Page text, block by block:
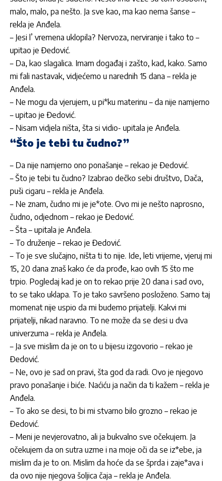
malo, malo, pa nešto. Ja sve kao, ma kao nema šanse –
rekla je Anđela.
– Jesi l’ vremena uklopila? Nervoza, nerviranje i tako to –
upitao je Đedović.
– Da, kao slagalica. Imam događaj i zašto, kad, kako. Samo
mi fali nastavak, vidjećemo u narednih 15 dana – rekla je
Anđela.
– Ne mogu da vjerujem, u pi*ku materinu – da nije namjerno
– upitao je Đedović.
– Nisam vidjela ništa, šta si vidio- upitala je Anđela.
“Što je tebi tu čudno?”
– Da nije namjerno ono ponašanje – rekao je Đedović.
– Što je tebi tu čudno? Izabrao dečko sebi društvo, Dača,
puši cigaru – rekla je Anđela.
– Ne znam, čudno mi je je*ote. Ovo mi je nešto naprosno,
čudno, odjednom – rekao je Đedović.
– Šta – upitala je Anđela.
– To druženje – rekao je Đedović.
– To je sve slučajno, ništa ti to nije. Ide, leti vrijeme, vjeruj mi
15, 20 dana znaš kako će da prođe, kao ovih 15 što me
trpio. Pogledaj kad je on to rekao prije 20 dana i sad ovo,
to se tako uklapa. To je tako savršeno posloženo. Samo taj
momenat nije uspio da mi budemo prijatelji. Kakvi mi
prijatelji, nikad naravno. To ne može da se desi u dva
univerzuma – rekla je Anđela.
– Ja sve mislim da je on to u bijesu izgovorio – rekao je
Đedović.
– Ne, ovo je sad on pravi, šta god da radi. Ovo je njegovo
pravo ponašanje i biće. Naćiću ja način da ti kažem – rekla je
Anđela.
– To ako se desi, to bi mi stvarno bilo grozno – rekao je
Đedović.
– Meni je nevjerovatno, ali ja bukvalno sve očekujem. Ja
očekujem da on sutra uzme i na moje oči da se iz*ebe, ja
mislim da je to on. Mislim da hoće da se šprda i zaje*ava i
da ovo nije njegova šoljica čaja – rekla je Anđela.